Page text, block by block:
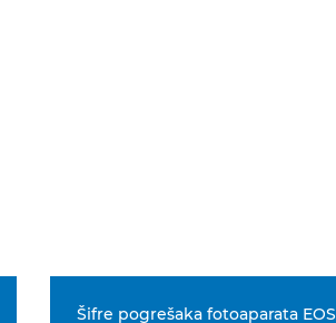
Šifre pogrešaka fotoaparata EOS